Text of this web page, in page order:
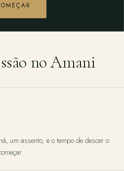
no Amani
um assento, e o tempo de descer o